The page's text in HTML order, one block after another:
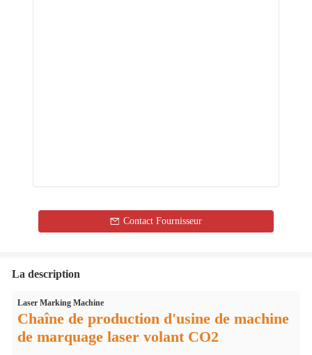
Contact Fournisseur
La description
Laser Marking Machine
Chaîne de production d'usine de machine
de marquage laser volant CO2